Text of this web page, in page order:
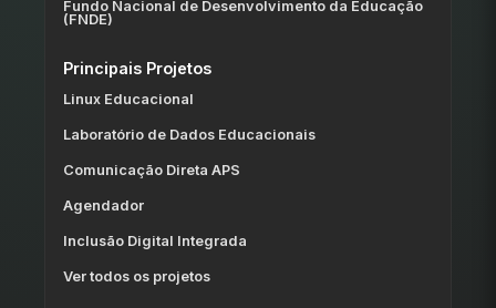
Fundo Nacional de Desenvolvimento da Educação
(FNDE)
Principais Projetos
Linux Educacional
Laboratório de Dados Educacionais
Comunicação Direta APS
Agendador
Inclusão Digital Integrada
Ver todos os projetos